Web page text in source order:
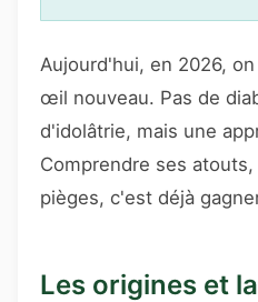
Aujourd'hui, en 2026,
œil nouveau. Pas de
d'idolâtrie, mais une
Comprendre ses
pièges, c'est déjà
Les origines et